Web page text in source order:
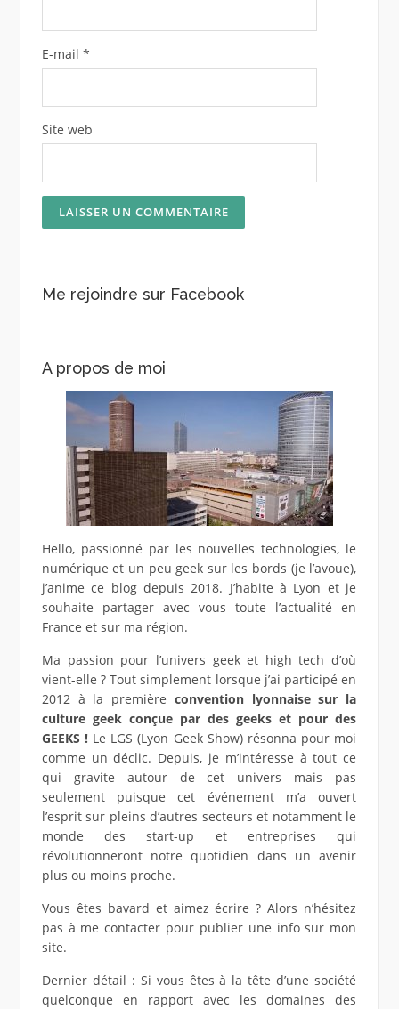
E-mail *
Site web
Me rejoindre sur Facebook
A propos de moi
Hello, passionné par les nouvelles technologies, le
numérique et un peu geek sur les bords (je l’avoue),
j’anime ce blog depuis 2018. J’habite à Lyon et je
souhaite partager avec vous toute l’actualité en
France et sur ma région.
Ma passion pour l’univers geek et high tech d’où
vient-elle ? Tout simplement lorsque j’ai participé en
2012 à la première convention lyonnaise sur la
culture geek conçue par des geeks et pour des
GEEKS ! Le LGS (Lyon Geek Show) résonna pour moi
comme un déclic. Depuis, je m’intéresse à tout ce
qui gravite autour de cet univers mais pas
seulement puisque cet événement m’a ouvert
l’esprit sur pleins d’autres secteurs et notamment le
monde des start-up et entreprises qui
révolutionneront notre quotidien dans un avenir
plus ou moins proche.
Vous êtes bavard et aimez écrire ? Alors n’hésitez
pas à me contacter pour publier une info sur mon
site.
Dernier détail : Si vous êtes à la tête d’une société
quelconque en rapport avec les domaines des